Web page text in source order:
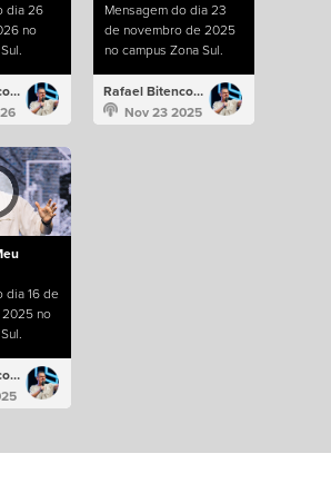
dia 26
no
Rafael Bitencourt
Mensagem do dia 23
de novembro de 2025
no campus Zona Sul.
Rafael Bitencourt
Nov 23 2025
dia 16 de
no
Rafael Bitencourt